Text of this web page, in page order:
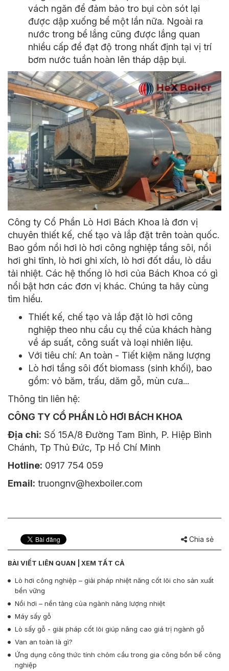
vách ngăn để đảm bảo tro bụi còn sót lại
được dập xuống bể một lần nữa. Ngoài ra
nước trong bể lắng cũng được lắng quan
nhiều cấp để đạt độ trong nhất định tại vị trí
bơm nước tuần hoàn lên tháp dập bụi.
Công ty Cổ Phần Lò Hơi Bách Khoa là đơn vị
chuyên thiết kế, chế tạo và lắp đặt trên toàn quốc.
Bao gồm nồi hơi lò hơi công nghiệp tầng sôi, nồi
hơi ghi tĩnh, lò hơi ghi xích, lò hơi đốt dầu, lò dầu
tải nhiệt. Các hệ thống lò hơi của Bách Khoa có gì
nổi bật hơn các đơn vị khác. Chúng ta hãy cùng
tìm hiểu.
Thiết kế, chế tạo và lắp đặt lò hơi công
nghiệp theo nhu cầu cụ thể của khách hàng
về áp suất, công suất và loại nhiên liệu.
Với tiêu chí: An toàn - Tiết kiệm năng lượng
Lò hơi tầng sôi đốt biomass (sinh khối), bao
gồm: vỏ băm, trấu, dăm gỗ, mùn cưa...
Thông tin liên hệ:
CÔNG TY CỔ PHẦN LÒ HƠI BÁCH KHOA
Địa chỉ: Số 15A/8 Đường Tam Bình, P. Hiệp Bình
Chánh, Tp Thủ Đức, Tp Hồ Chí Minh
Hotline: 0917 754 059
Email: truongnv@hexboiler.com
Chia sẻ
BÀI VIẾT LIÊN QUAN | XEM TẤT CẢ
Lò hơi công nghiệp – giải pháp nhiệt năng cốt lõi cho sản xuất
bền vững
Nồi hơi – nền tảng của ngành năng lượng nhiệt
Máy sấy gỗ
Lò sấy gỗ - giải pháp cốt lõi giúp nâng cao giá trị ngành gỗ
Van an toàn là gì?
Ứng dụng công thức tính chỏm cầu trong gia công bồn bể công
nghiệp